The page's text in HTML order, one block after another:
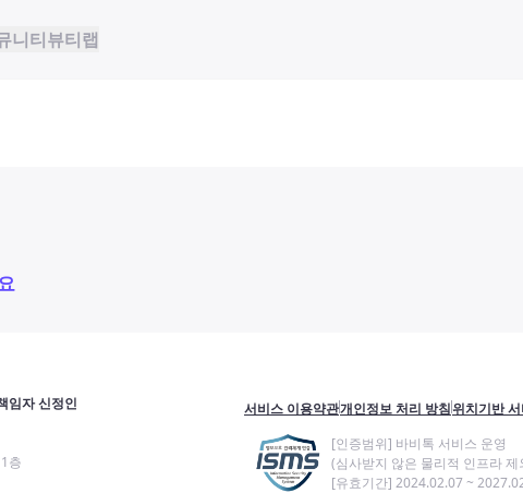
니티뷰티랩
임자 신정인
층
서비스 이용약관개인정보 처리 방침위치기반
[인증범위] 바비톡 서비스 운영
(심사받지 않은 물리적 인프라 제
[유효기간] 2024.02.07 ~